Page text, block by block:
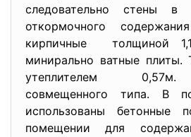
следовательно стены в
откормочного
кирпичные толщиной
минирально ватные
утеплителем
совмещенного типа. В
использованы
помещении для